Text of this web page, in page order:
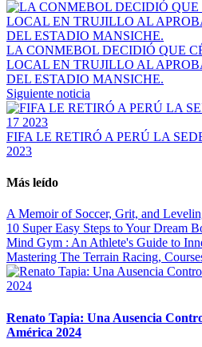
LA CONMEBOL DECIDIÓ QUE
LOCAL EN TRUJILLO AL
DEL ESTADIO MANSICHE.
Siguiente noticia
FIFA LE RETIRÓ A PERÚ LA
2023
Más leído
A Memoir of Soccer, Grit, and
10 Super Easy Steps to Your Dream
Mind Gym : An Athlete's Guide to
Mastering The Terrain Racing,
Renato Tapia: Una Ausencia
América 2024